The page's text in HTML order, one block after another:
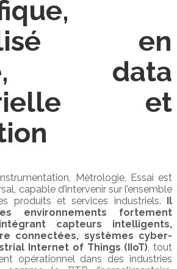
en
data
et
Métrologie, Essai est
capable d’intervenir sur l’ensemble
produits et services industriels. Il
environnements fortement
capteurs intelligents,
connectées, systèmes cyber-
Internet of Things (IIoT) , tout
opérationnel dans des industries